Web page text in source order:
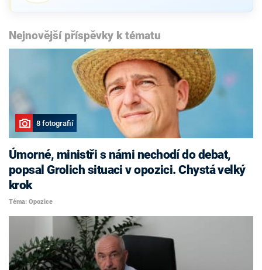
Nejnovější příspěvky k tématu
8 fotografií
Úmorné, ministři s námi nechodí do debat,
popsal Grolich situaci v opozici. Chystá velký
krok
Téma: Opozice